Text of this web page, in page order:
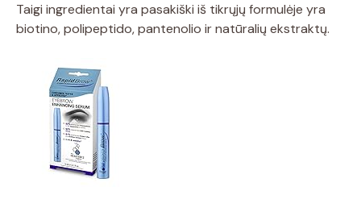
Taigi ingredientai yra pasakiški iš tikrųjų formulėje yra
biotino, polipeptido, pantenolio ir natūralių ekstraktų.